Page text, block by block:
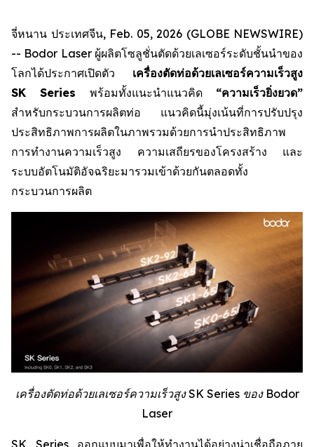
จี่หนาน ประเทศจีน, Feb. 05, 2026 (GLOBE NEWSWIRE)
-- Bodor Laser ผู้ผลิตโซลูชั่นตัดด้วยเลเซอร์ระดับชั้นนำของ
โลกได้ประกาศเปิดตัว เครื่องตัดท่อด้วยเลเซอร์ความเร็วสูง
SK Series พร้อมทั้งแนะนำแนวคิด “ความเร็วยิ่งยวด”
สำหรับกระบวนการผลิตท่อ แนวคิดนี้มุ่งเน้นที่การปรับปรุง
ประสิทธิภาพการผลิตในภาพรวมด้วยการนำประสิทธิภาพ
การทำงานความเร็วสูง ความเสถียรของโครงสร้าง และ
ระบบอัตโนมัติอัจฉริยะมารวมเข้าด้วยกันตลอดทั้ง
กระบวนการผลิต
เครื่องตัดท่อด้วยเลเซอร์ความเร็วสูง SK Series ของ Bodor
Laser